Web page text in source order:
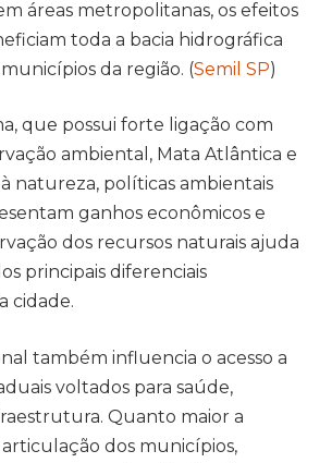
áreas metropolitanas, os efeitos
toda a bacia hidrográfica
da região. (Semil SP)
que possui forte ligação com
ambiental, Mata Atlântica e
natureza, políticas ambientais
ganhos econômicos e
dos recursos naturais ajuda
principais diferenciais
cidade.
também influencia o acesso a
voltados para saúde,
Quanto maior a
dos municípios,